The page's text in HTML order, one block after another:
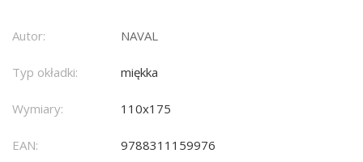
Autor: NAVAL
Typ okładki: miękka
Wymiary: 110x175
EAN: 9788311159976